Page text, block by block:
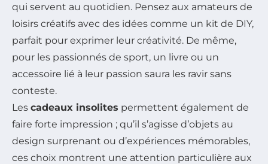
qui servent au quotidien. Pensez aux amateurs de
loisirs créatifs avec des idées comme un kit de DIY,
parfait pour exprimer leur créativité. De même,
pour les passionnés de sport, un livre ou un
accessoire lié à leur passion saura les ravir sans
conteste.
Les cadeaux insolites permettent également de
faire forte impression ; qu’il s’agisse d’objets au
design surprenant ou d’expériences mémorables,
ces choix montrent une attention particulière aux